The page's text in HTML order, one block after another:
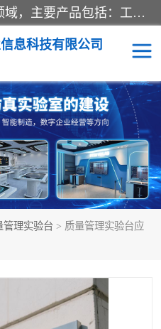
京创智业产品涵盖了多个领域，主要产品包括：工业4.0生产线解决方案，智慧物流综合实训室，教学设备与实验室建设，虚拟仿真实验室等。公司将秉持“创新、执着、诚信、共赢”的理念，以“将服务当作使命”为核心价值观，致力于为客户创造价值，与客户、合作伙伴和员工共同成长。
息科技有限公司
管理实验台 > 质量管理实验台应
低碳供应链
冷链物流
思政
智能制造
数字企业经营